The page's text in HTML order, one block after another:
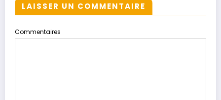
LAISSER UN COMMENTAIRE
Commentaires